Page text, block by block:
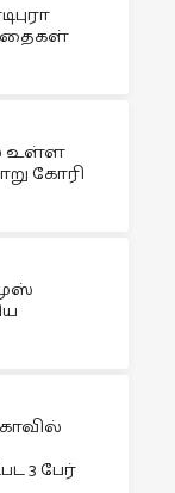
உள்ள
கோரி
3 பேர்